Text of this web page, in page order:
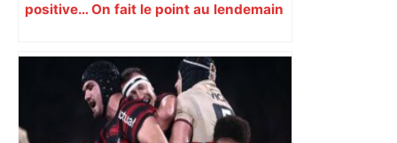
positive… On fait le point au lendemain